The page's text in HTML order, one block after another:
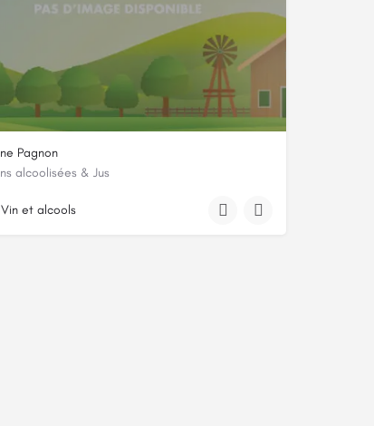
Pagnon
alcoolisées & Jus
du Roussillon
Vin et alcools